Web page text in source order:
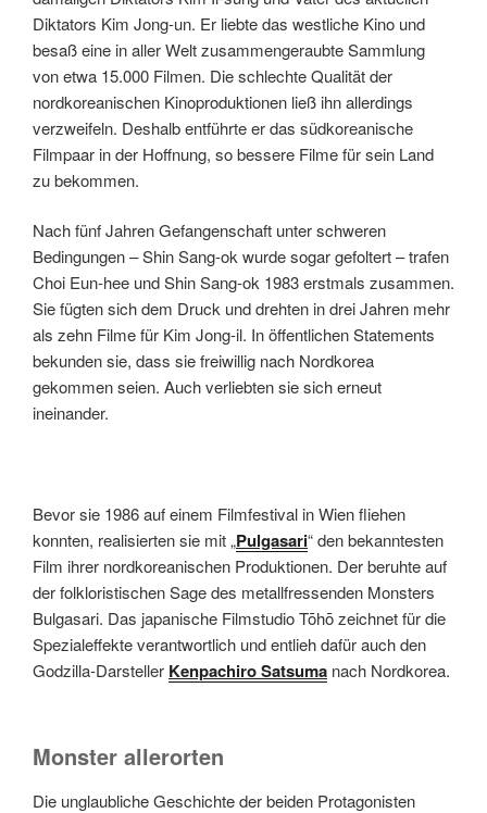
Diktators Kim Jong-un. Er liebte das westliche Kino und
besaß eine in aller Welt zusammengeraubte Sammlung
von etwa 15.000 Filmen. Die schlechte Qualität der
nordkoreanischen Kinoproduktionen ließ ihn allerdings
verzweifeln. Deshalb entführte er das südkoreanische
Filmpaar in der Hoffnung, so bessere Filme für sein Land
zu bekommen.
Nach fünf Jahren Gefangenschaft unter schweren
Bedingungen – Shin Sang-ok wurde sogar gefoltert – trafen
Choi Eun-hee und Shin Sang-ok 1983 erstmals zusammen.
Sie fügten sich dem Druck und drehten in drei Jahren mehr
als zehn Filme für Kim Jong-il. In öffentlichen Statements
bekunden sie, dass sie freiwillig nach Nordkorea
gekommen seien. Auch verliebten sie sich erneut
ineinander.
Bevor sie 1986 auf einem Filmfestival in Wien fliehen
konnten, realisierten sie mit „Pulgasari“ den bekanntesten
Film ihrer nordkoreanischen Produktionen. Der beruhte auf
der folkloristischen Sage des metallfressenden Monsters
Bulgasari. Das japanische Filmstudio Tōhō zeichnet für die
Spezialeffekte verantwortlich und entlieh dafür auch den
Godzilla-Darsteller Kenpachiro Satsuma nach Nordkorea.
Monster allerorten
Die unglaubliche Geschichte der beiden Protagonisten